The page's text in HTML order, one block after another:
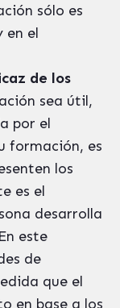
sólo es
en el
de los
sea útil,
por el
formación, es
los
es el
desarrolla
este
de
que el
en base a los